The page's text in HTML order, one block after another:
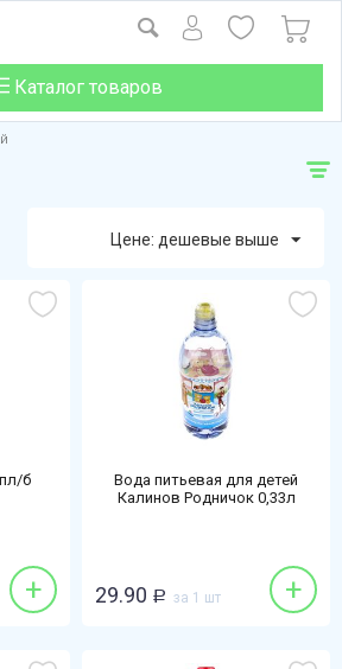
Каталог товаров
Цене: дешевые выше
б
+
Вода питьевая для детей
Калинов Родничок 0,33л
29.90 Р за 1 шт +